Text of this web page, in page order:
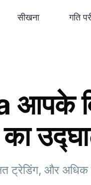
सीखना गति
आपके
ट्रेडिंग, और